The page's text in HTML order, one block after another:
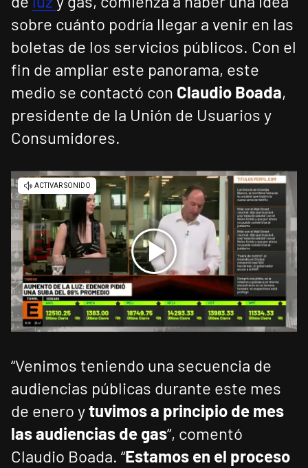
sobre cuánto podría llegar a venir en las
boletas de los servicios públicos. Con el
fin de ampliar este panorama, este
medio se contactó con Claudio Boada,
presidente de la Unión de Usuarios y
Consumidores.
“Venimos teniendo una secuencia de
audiencias públicas durante este mes
de enero ytuvimos a principio de mes
las audiencias de gas”, comentó
Claudio Boada. “Estamos en el proceso